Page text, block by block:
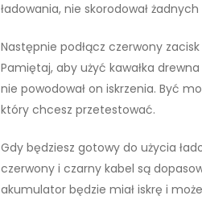
ładowania, nie skorodował
Następnie podłącz czerwony
Pamiętaj, aby użyć kawałka
nie powodował on iskrzenia. Być
który chcesz przetestować.
Gdy będziesz gotowy do użycia
czerwony i czarny kabel są
akumulator będzie miał iskrę i